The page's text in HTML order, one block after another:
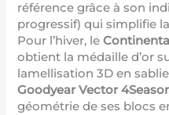
référence grâce à son
progressif) qui simplifie
Pour l’hiver, le
obtient la médaille d’or
lamellisation 3D en
Goodyear Vector
géométrie de ses blocs